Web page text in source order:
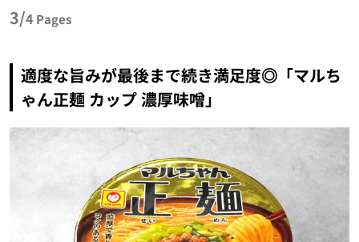
3/4 Pages
適度な旨みが最後まで続き満足度◎「マルち
ゃん正麺 カップ 濃厚味噌」